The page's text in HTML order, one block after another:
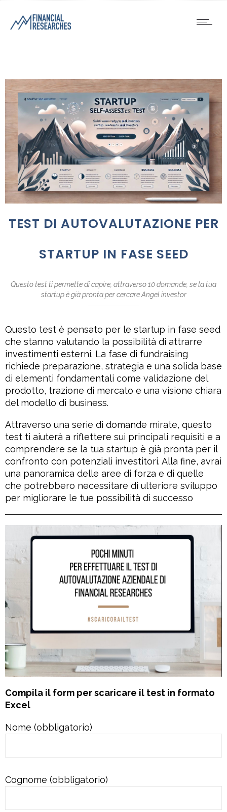
TEST DI AUTOVALUTAZIONE PER
STARTUP IN FASE SEED
Questo test ti permette di capire, attraverso 10 domande, se la tua
startup è già pronta per cercare Angel investor
Questo test è pensato per le startup in fase seed
che stanno valutando la possibilità di attrarre
investimenti esterni. La fase di fundraising
richiede preparazione, strategia e una solida base
di elementi fondamentali come validazione del
prodotto, trazione di mercato e una visione chiara
del modello di business.
Attraverso una serie di domande mirate, questo
test ti aiuterà a riflettere sui principali requisiti e a
comprendere se la tua startup è già pronta per il
confronto con potenziali investitori. Alla fine, avrai
una panoramica delle aree di forza e di quelle
che potrebbero necessitare di ulteriore sviluppo
per migliorare le tue possibilità di successo
Compila il form per scaricare il test in formato
Excel
Nome (obbligatorio)
Cognome (obbligatorio)